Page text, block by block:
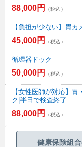
88,000円 （税込）
【負担が少ない】胃
45,000円 （税込）
循環器ドック
50,000円 （税込）
【女性医師が対応】
ク|半日で検査終了
88,000円 （税込）
健康保険組